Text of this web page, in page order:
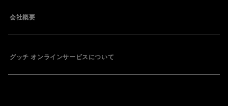
会社概要
グッチ オンラインサービスについて